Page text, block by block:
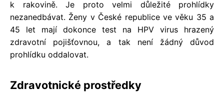
k rakovině. Je proto velmi důležité prohlídky
nezanedbávat. Ženy v České republice ve věku 35 a
45 let mají dokonce test na HPV virus hrazený
zdravotní pojišťovnou, a tak není žádný důvod
prohlídku oddalovat.
Zdravotnické prostředky